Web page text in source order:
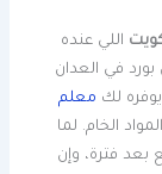
اللي عنده
في العدان
يوفره لك معلم
الخام. لما
فترة، وإن